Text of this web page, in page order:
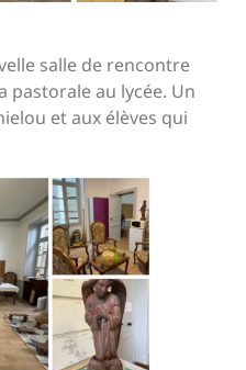
salle de rencontre
pastorale au lycée. Un
et aux élèves qui